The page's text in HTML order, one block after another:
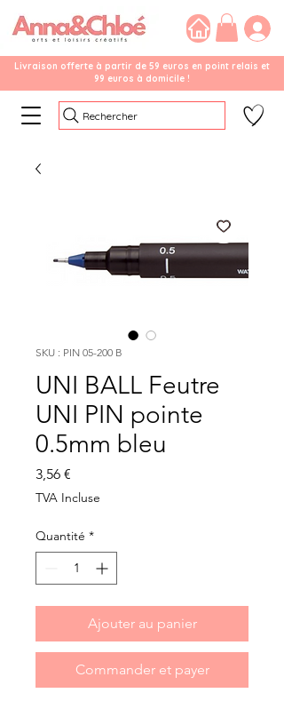
Livraison offerte à partir de 59 euros en point relais et
99 euros à domicile !
Rechercher
SKU : PIN 05-200 B
UNI BALL Feutre
UNI PIN pointe
0.5mm bleu
3,56 €
TVA Incluse
Quantité *
Ajouter au panier
Commander et payer